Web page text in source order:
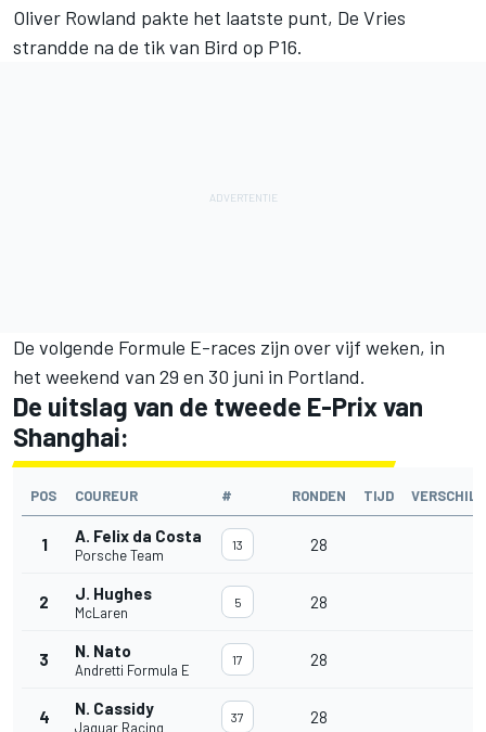
Oliver Rowland pakte het laatste punt, De Vries
strandde na de tik van Bird op P16.
De volgende Formule E-races zijn over vijf weken, in
het weekend van 29 en 30 juni in Portland.
De uitslag van de tweede E-Prix van
Shanghai:
POS COUREUR # RONDEN TIJD VERSCHIL
1 A. Felix da Costa
Porsche Team
13 28
2 J. Hughes
McLaren
5 28
3 N. Nato
Andretti Formula E
17 28
4 N. Cassidy
Jaguar Racing
37 28